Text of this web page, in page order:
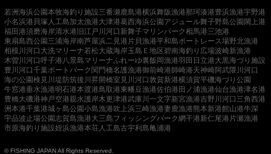
若洲海浜公園本牧海釣り施設三番瀬鹿島港横浜舞阪漁港那珂湊港豊浜漁港宇野港
小名浜港 貝塚人工島加太漁港大津港葛西海浜公園 アジュール舞子野島公園 閖上港
福田港須磨海岸清水港 旧江戸川河口 新舞子マリンパーク相馬港三池港
東扇島西公園 三浦海岸南芦屋浜二見港 片貝漁港平和島ボートレース場野北漁港
相模川河口 大洗マリーナ若松大蔵海岸玉島Ｅ地区碧南海釣り広場波崎新漁港
木曽川河口呼子港八景島マリーナふれーゆ裏飯岡漁港羽田 日立港大黒海づり施設
豊川河口千葉ポートパーク 関門橋名護漁港御前崎港師崎港天神崎 阿武隈川河口
海の公園検見川堤防筑後川昇開橋室見川河口敦賀新港横須賀平磯海づり公園
牛窓港垂水漁港明石港本渡港鳥取港東幡豆漁港佐伯港 田ノ浦漁港仙台漁港津名港
豊橋大磯港神戸空港親水護岸木更津港武庫川一文字新宮漁港吉野川河口 三角西港
洲本港千葉港城ヶ島公園小島漁港吹上浜三崎漁港妻鹿漁港熊本新港館山港牛深
宇品波止場公園志賀島漁港大三島フィッシングパーク網干港新仁尾港 片瀬漁港
市原海釣り施設姪浜漁港本荘人工島古宇利島亀浦港
© FISHING JAPAN All Rights Reserved.